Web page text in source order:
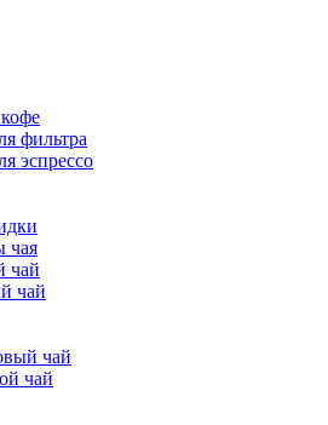
фильтра
эспрессо
чая
чай
чай
чай
чай